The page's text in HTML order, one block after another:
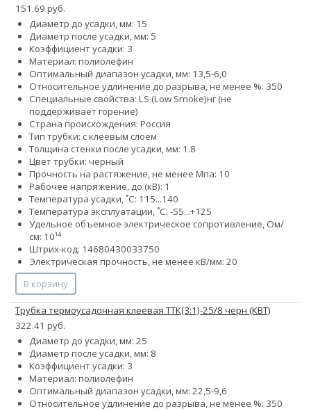
151.69 руб.
Диаметр до усадки, мм: 15
Диаметр после усадки, мм: 5
Коэффициент усадки: 3
Материал: полиолефин
Оптимальный диапазон усадки, мм: 13,5-6,0
Относительное удлинение до разрыва, не менее %: 350
Специальные свойства: LS (Low Smoke)нг (не
поддерживает горение)
Страна происхождения: Россия
Тип трубки: с клеевым слоем
Толщина стенки после усадки, мм: 1.8
Цвет трубки: черный
Прочность на растяжение, не менее Мпа: 10
Рабочее напряжение, до (кВ): 1
Температура усадки, ˚С: 115...140
Температура эксплуатации, ˚С: -55...+125
Удельное объемное электрическое сопротивление, Ом/
см: 10¹⁴
Штрих-код: 14680430033750
Электрическая прочность, не менее кВ/мм: 20
В корзину
Трубка термоусадочная клеевая ТТК(3:1)-25/8 черн (КВТ)
322.41 руб.
Диаметр до усадки, мм: 25
Диаметр после усадки, мм: 8
Коэффициент усадки: 3
Материал: полиолефин
Оптимальный диапазон усадки, мм: 22,5-9,6
Относительное удлинение до разрыва, не менее %: 350